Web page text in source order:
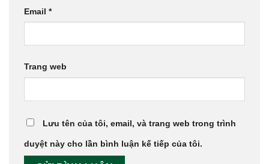
Email *
Trang web
Lưu tên của tôi, email, và trang web trong trình
duyệt này cho lần bình luận kế tiếp của tôi.